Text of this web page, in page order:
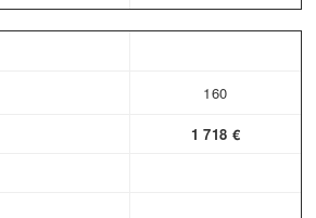
160
1 718 €